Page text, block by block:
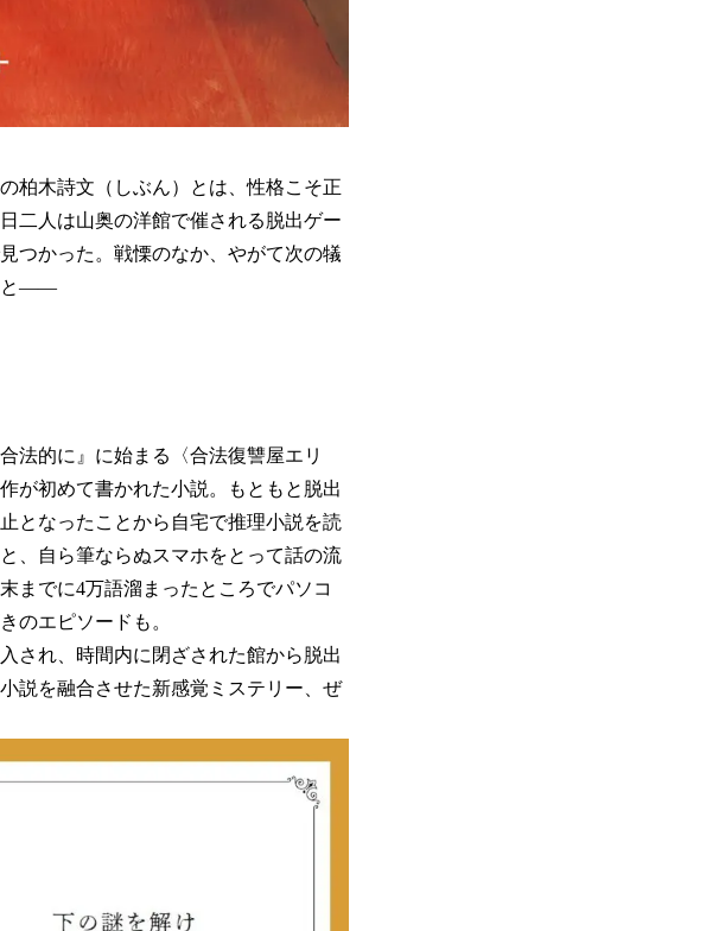
柏木詩文（しぶん）とは、性格こそ正
二人は山奥の洋館で催される脱出ゲー
つかった。戦慄のなか、やがて次の犠
と――
法的に』に始まる〈合法復讐屋エリ
が初めて書かれた小説。もともと脱出
となったことから自宅で推理小説を読
、自ら筆ならぬスマホをとって話の流
までに4万語溜まったところでパソコ
のエピソードも。
され、時間内に閉ざされた館から脱出
説を融合させた新感覚ミステリー、ぜ